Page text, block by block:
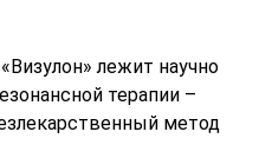
лежит научно
терапии –
метод